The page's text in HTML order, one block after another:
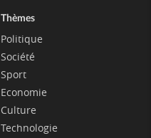
Thèmes
Politique
Société
Sport
Economie
Culture
Technologie